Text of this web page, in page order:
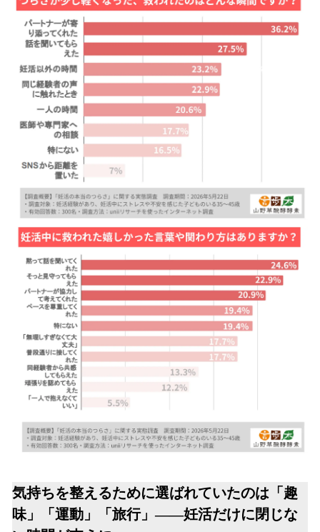
気持ちを整えるために選ばれていたのは「趣
味」「運動」「旅行」――妊活だけに閉じな